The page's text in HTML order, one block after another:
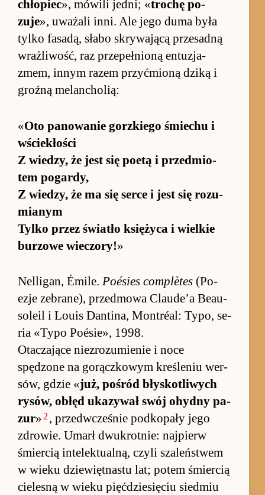
chłopiec», mówili jed­ni; «tro­chę po­
zuje», uważali in­ni. Ale jego duma była
tylko fasadą, słabo skrywającą prze­sadną
wraż­liwość, raz prze­peł­nioną en­tu­zja­
zmem, in­nym razem przy­ćmioną dziką i
groźną melan­cholią:
«Oto pa­nowanie gorz­kiego śmie­chu i
wście­kło­ści
Z wie­dzy, że jest się po­etą i przed­mio­
tem po­gar­dy,
Z wie­dzy, że ma się serce i jest się ro­zu­
mia­nym
Tylko przez świa­tło księ­życa i wiel­kie
bu­rzowe wie­czory!»
Nel­ligan, Émi­le. Po­ésies com­plètes (Po­
ezje ze­brane), przed­mowa Clau­de’a Be­au­
so­leil i Louis Dan­tina, Mon­tréal: Ty­po, se­
ria «Typo Po­ésie», 1998.
Otaczające nie­zro­zumie­nie i noce
spędzone na go­rącz­ko­wym kreśle­niu wer­
sów, gdzie «już, po­śród błysko­tliwych
rysów, obłęd uka­zywał swój ohydny pa­
zur» 2 , przed­wcze­śnie pod­ko­pały jego
zdro­wie. Umarł dwukrot­nie: naj­pierw
śmier­cią in­telek­tu­al­ną, czyli sza­leń­stwem
w wieku dzie­więt­na­stu lat; po­tem śmier­cią
cie­le­sną w wieku pięć­dzie­się­ciu sied­miu